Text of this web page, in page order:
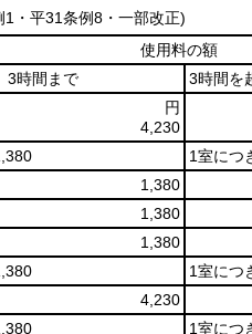
・平31条例8・一部改正)
使用料の額
3時間まで
3時間を
円
4,230
1室に
1,380
1,380
1,380
1室に
4,230
1室に